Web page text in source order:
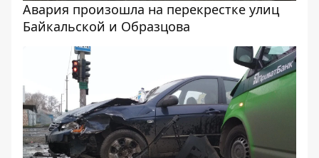
Авария произошла на перекрестке улиц
Байкальской и Образцова